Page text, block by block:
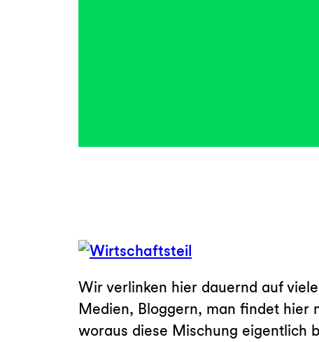
Wir verlinken hier dauernd auf
Medien, Bloggern, man findet hier
woraus diese Mischung eigentlich